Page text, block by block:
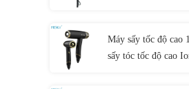
Máy sấy tốc độ cao
sấy tóc tốc độ cao